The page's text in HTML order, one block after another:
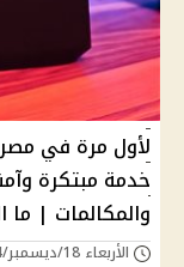
لأول مرة في
خدمة مبتكرة
والمكالمات | ما
الأربعاء 18/ديسمبر/2024 - 11:30 م